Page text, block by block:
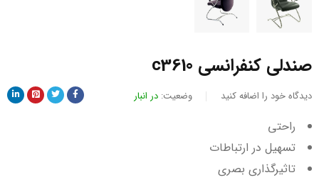
صندلی کنفرانسی c3610
دیدگاه خود را اضافه کنید وضعیت: در انبار
راحتی
تسهیل در ارتباطات
تاثیرگذاری بصری